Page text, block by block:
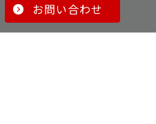
y
お問い合わせ